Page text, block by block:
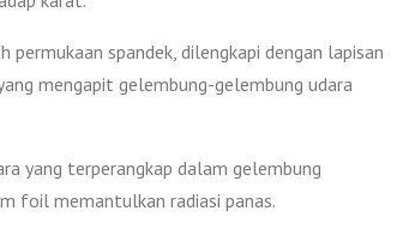
spandek, dilengkapi dengan lapisan
mengapit gelembung-gelembung udara
yang terperangkap dalam gelembung
foil memantulkan radiasi panas.